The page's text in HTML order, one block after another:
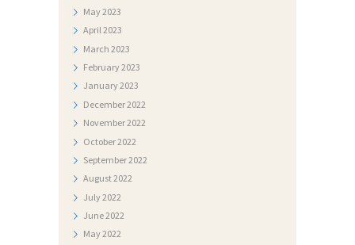
May2023
April2023
March 2023
February2023
January2023
December2022
November2022
October2022
September2022
August2022
July2022
June2022
May2022